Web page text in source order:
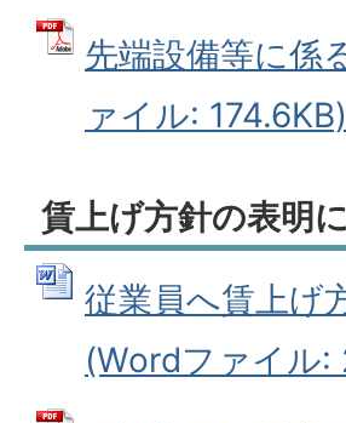
先端設備等に係
ァイル: 174.6KB)
賃上げ方針の表明
従業員へ賃上げ
(Wordファイル: